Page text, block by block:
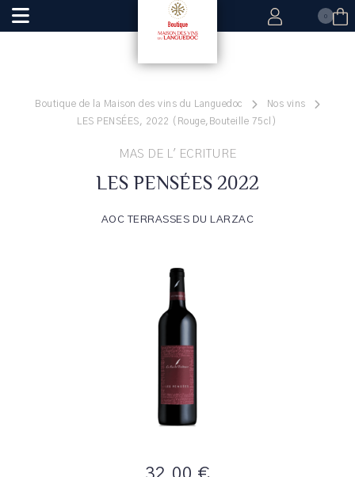
0
Boutique de la Maison des vins du Languedoc
Nos vins
LES PENSÉES, 2022 (Rouge,Bouteille 75cl)
MAS DE L' ECRITURE
LES PENSÉES 2022
AOC TERRASSES DU LARZAC